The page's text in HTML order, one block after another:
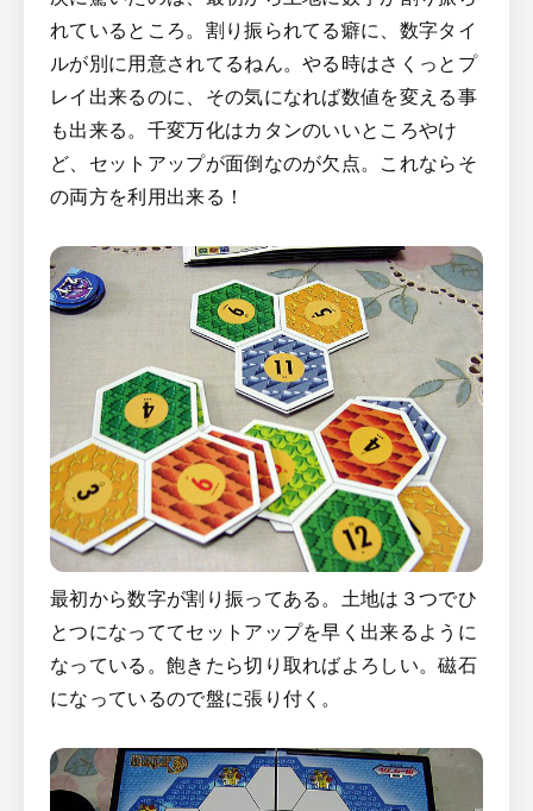
れているところ。割り振られてる癖に、数字タイ
ルが別に用意されてるねん。やる時はさくっとプ
レイ出来るのに、その気になれば数値を変える事
も出来る。千変万化はカタンのいいところやけ
ど、セットアップが面倒なのが欠点。これならそ
の両方を利用出来る！
最初から数字が割り振ってある。土地は３つでひ
とつになっててセットアップを早く出来るように
なっている。飽きたら切り取ればよろしい。磁石
になっているので盤に張り付く。